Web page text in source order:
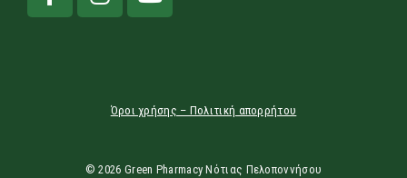
Όροι χρήσης – Πολιτική απορρήτου
© 2026 Green Pharmacy Νότιας Πελοποννήσου